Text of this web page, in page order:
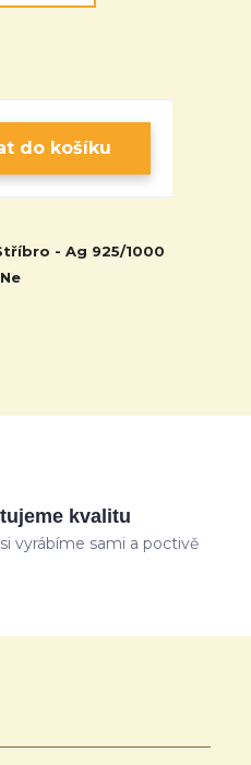
do košíku
- Ag 925/1000
Ne
kvalitu
vyrábíme sami a poctivě